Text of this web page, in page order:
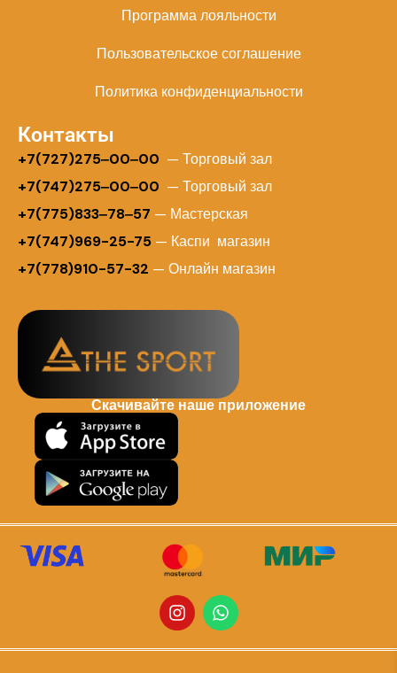
Программа лояльности
Пользовательское соглашение
Политика конфиденциальности
Контакты
+7(727)275‒00‒00 — Торговый зал
+7(747)275‒00‒00 — Торговый зал
+7(775)833‒78‒57 — Мастерская
+7(747)969-25-75 — Каспи магазин
+7(778)910-57-32 — Онлайн магазин
Скачивайте наше приложение